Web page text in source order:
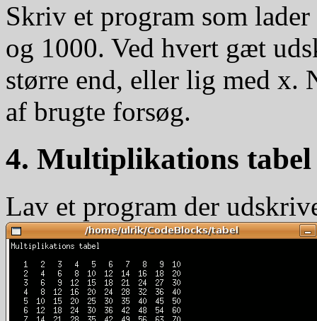
Skriv et program som
og 1000. Ved hvert gæt
større end, eller lig med x.
af brugte forsøg.
4. Multiplikations tabel
Lav et program der